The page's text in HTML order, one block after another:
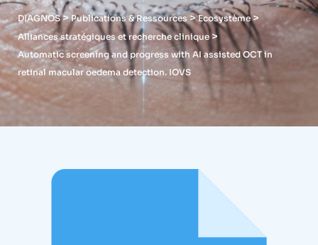
DIAGNOS>Publications & Ressources >Ecosystème>
Alliances stratégiques et recherche clinique>
Automatic screening and progress with AI assisted OCT in
retinal macular oedema detection. IOVS